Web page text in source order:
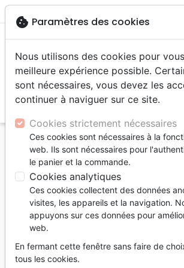
menu
Accueil Bibles Bibles d'étude
Bibles d'étude
Filtrer tune
cookie Paramètres des cookies
Nous utilisons des cookies pour
meilleure expérience possible.
sont nécessaires, vous devez les
continuer à naviguer sur ce site.
Cookies strictement nécessaires
Ces cookies sont nécessaires à la
web. Ils sont nécessaires pour
le panier et la commande.
Cookies analytiques
Ces cookies collectent des données
visites, les appareils et la navigation.
appuyons sur ces données pour
web.
En fermant cette fenêtre sans faire de
tous les cookies.